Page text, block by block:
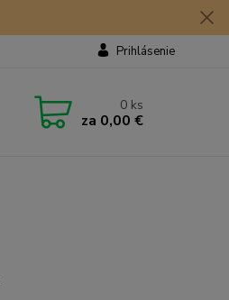
Prihlásenie
0 ks
za 0,00 €